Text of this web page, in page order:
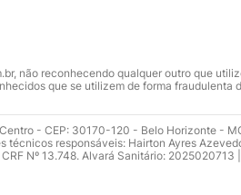
não reconhecendo qualquer outro que
que se utilizem de forma fraudulenta
- CEP: 30170-120 - Belo Horizonte -
responsáveis: Hairton Ayres
Nº 13.748. Alvará Sanitário: 2025020713